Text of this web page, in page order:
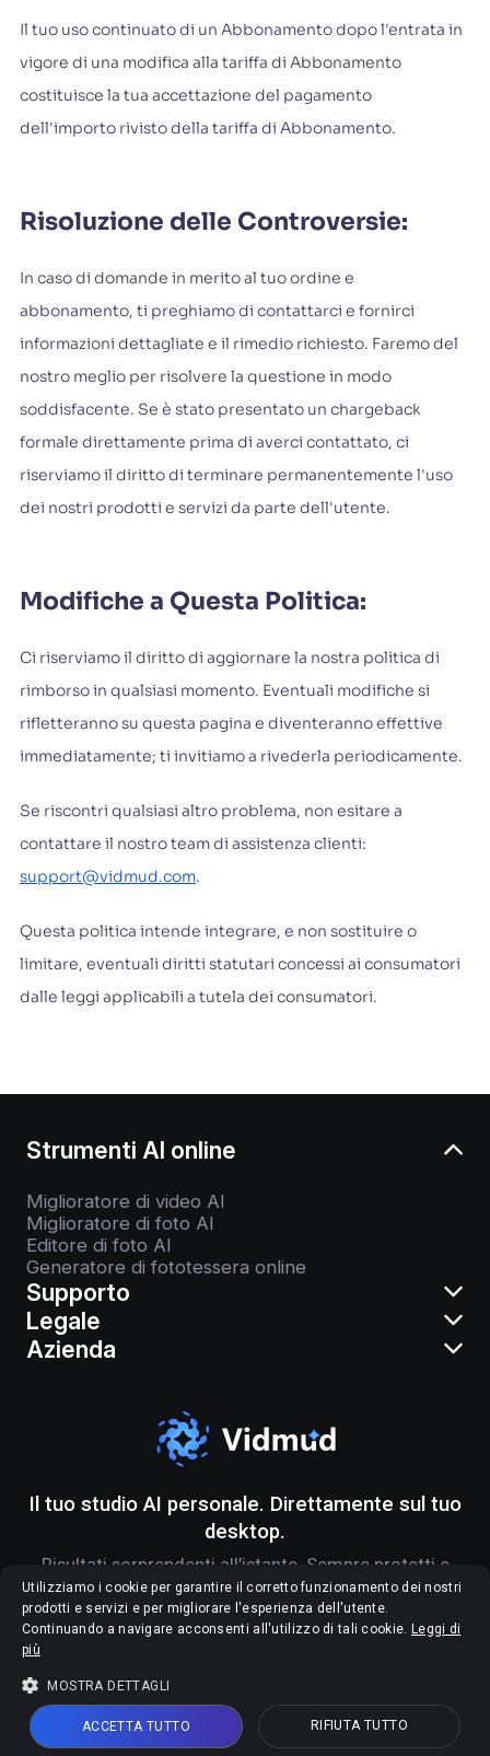
Il tuo uso continuato di un Abbonamento dopo l'entrata in
vigore di una modifica alla tariffa di Abbonamento
costituisce la tua accettazione del pagamento
dell'importo rivisto della tariffa di Abbonamento.
Risoluzione delle Controversie:
In caso di domande in merito al tuo ordine e
abbonamento, ti preghiamo di contattarci e fornirci
informazioni dettagliate e il rimedio richiesto. Faremo del
nostro meglio per risolvere la questione in modo
soddisfacente. Se è stato presentato un chargeback
formale direttamente prima di averci contattato, ci
riserviamo il diritto di terminare permanentemente l'uso
dei nostri prodotti e servizi da parte dell'utente.
Modifiche a Questa Politica:
Ci riserviamo il diritto di aggiornare la nostra politica di
rimborso in qualsiasi momento. Eventuali modifiche si
rifletteranno su questa pagina e diventeranno effettive
immediatamente; ti invitiamo a rivederla periodicamente.
Se riscontri qualsiasi altro problema, non esitare a
contattare il nostro team di assistenza clienti:
support@vidmud.com.
Questa politica intende integrare, e non sostituire o
limitare, eventuali diritti statutari concessi ai consumatori
dalle leggi applicabili a tutela dei consumatori.
Il tuo studio AI personale. Direttamente sul tuo
desktop.
Risultati sorprendenti all’istante. Sempre protetti e
solo tuoi.
Strumenti AI online
Miglioratore di video AI
Miglioratore di foto AI
Editore di foto AI
Generatore di fototessera online
Supporto
Legale
Azienda
Copyright © 2026 Vidmud. Tutti i diritti riservati.
Utilizziamo i cookie per garantire il corretto funzionamento dei nostri
prodotti e servizi e per migliorare l'esperienza dell'utente.
Continuando a navigare acconsenti all'utilizzo di tali cookie. Leggi di
più
MOSTRA DETTAGLI
ACCETTA TUTTO RIFIUTA TUTTO